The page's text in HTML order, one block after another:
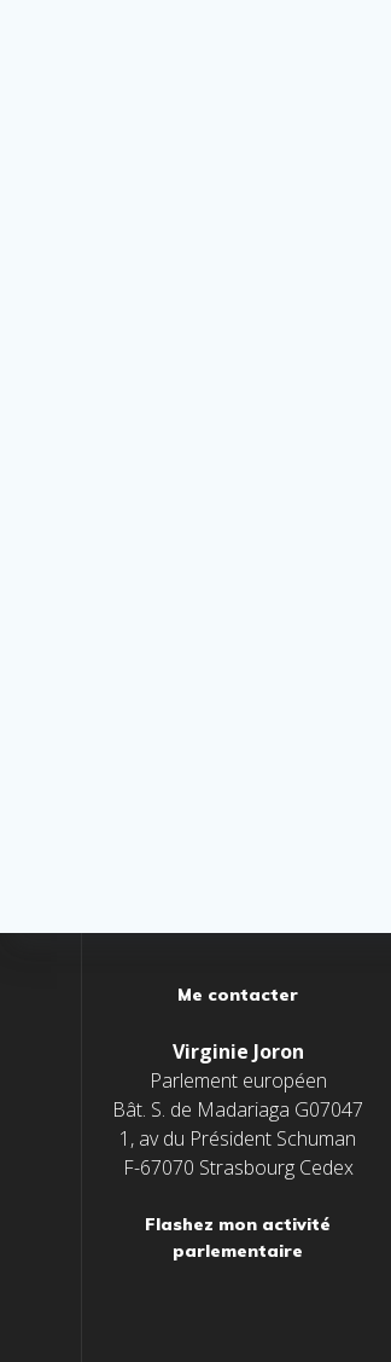
Me contacter
Virginie Joron
Parlement européen
Bât. S. de Madariaga G07047
1, av du Président Schuman
F-67070 Strasbourg Cedex
Flashez mon activité
parlementaire